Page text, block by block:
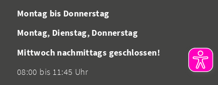
Montag bis Donnerstag
Montag, Dienstag, Donnerstag
Mittwoch nachmittags geschlossen!
08:00 bis 11:45 Uhr